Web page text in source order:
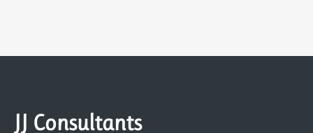
JJ Consultants